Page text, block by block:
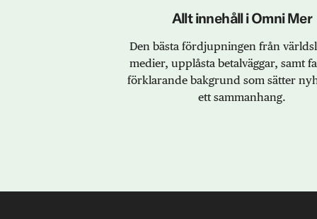
Allt innehåll i Omni Mer
Den bästa fördjupningen från
medier, upplåsta betalväggar, samt
förklarande bakgrund som sätter
ett sammanhang.